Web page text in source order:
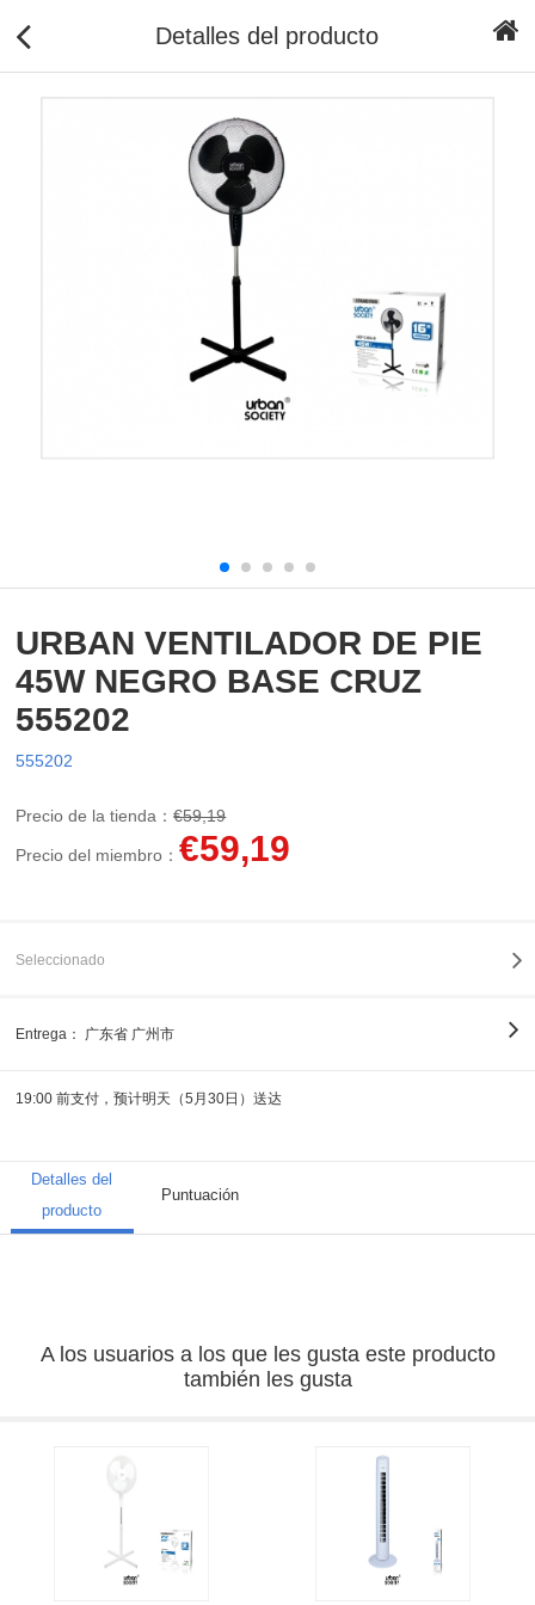
Detalles del producto
URBAN VENTILADOR DE PIE
45W NEGRO BASE CRUZ
555202
555202
Precio de la tienda：€59,19
Precio del miembro：€59,19
Seleccionado
Entrega： 广东省 广州市
19:00 前支付，预计明天（5月30日）送达
Detalles del
producto
Puntuación
A los usuarios a los que les gusta este producto
también les gusta